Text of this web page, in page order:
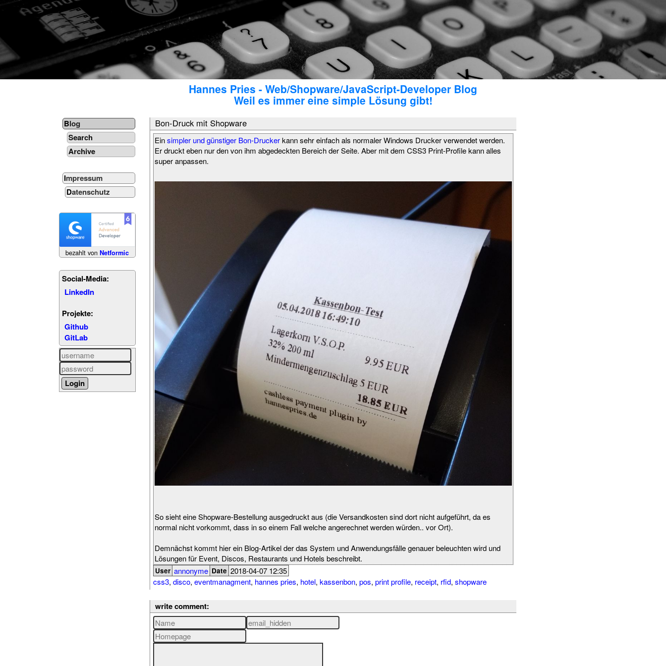
Hannes Pries - Web/Shopware/JavaScript-Developer Blog
Weil es immer eine simple Lösung gibt!
Blog
Search
Archive
Impressum
Datenschutz
bezahlt vonNetformic
Social-Media:
LinkedIn
Projekte:
Github
GitLab
Bon-Druck mit Shopware
Einsimpler und günstiger Bon-Druckerkann sehr einfach als normaler Windows Drucker verwendet werden.
Er druckt eben nur den von ihm abgedeckten Bereich der Seite. Aber mit dem CSS3 Print-Profile kann alles
super anpassen.
So sieht eine Shopware-Bestellung ausgedruckt aus (die Versandkosten sind dort nicht aufgeführt, da es
normal nicht vorkommt, dass in so einem Fall welche angerechnet werden würden.. vor Ort).
Demnächst kommt hier ein Blog-Artikel der das System und Anwendungsfälle genauer beleuchten wird und
Lösungen für Event, Discos, Restaurants und Hotels beschreibt.
User annonyme Date 2018-04-07 12:35
css3, disco, eventmanagment, hannes pries, hotel, kassenbon, pos, print profile, receipt, rfid, shopware
write comment: